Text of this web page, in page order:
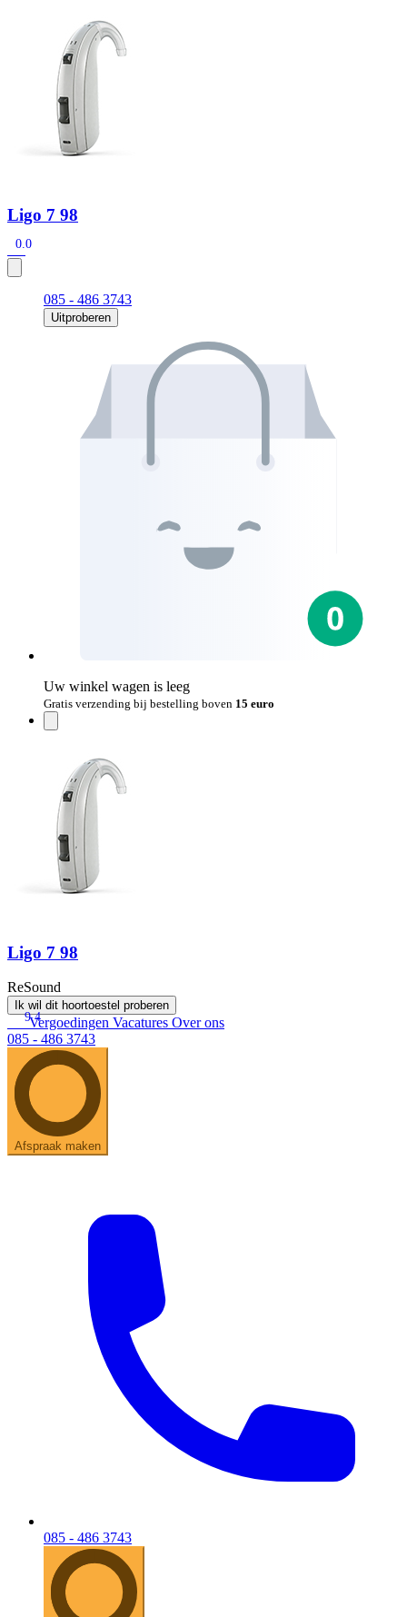
Snel zoeken
Signia hoortoestellen
Allure AIAudio Service R LI 7
Hoortoestelbatterijen
Onderhoudsartikelen
Ligo 7 98
0.0
085 - 486 3743
Uitproberen
Uw winkel wagen is leeg
Gratis verzending bij bestelling boven 15 euro
Ligo 7 98
ReSound
Ik wil dit hoortoestel proberen
9.4
Vergoedingen Vacatures Over ons
085 - 486 3743
Afspraak maken
085 - 486 3743